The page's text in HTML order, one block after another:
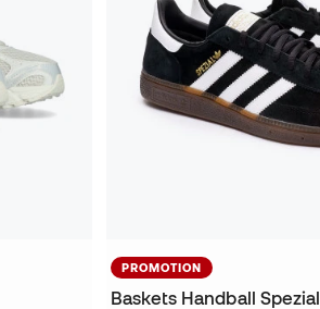
PROMOTION
Baskets Handball Spezial